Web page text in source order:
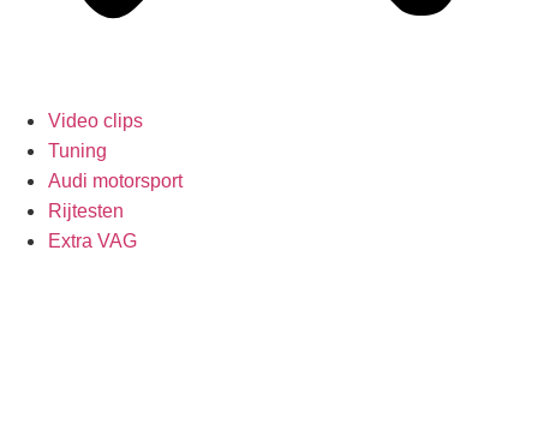
Video clips
Tuning
Audi motorsport
Rijtesten
Extra VAG